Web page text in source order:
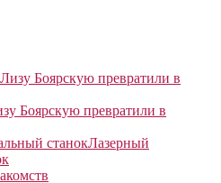
Боярскую превратили в
Лазерный